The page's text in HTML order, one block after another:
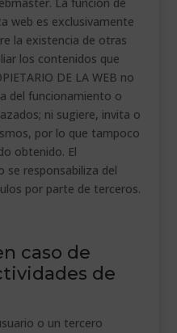
web es exclusivamente
la existencia de otras
los contenidos que
DE LA WEB no
del funcionamiento o
ni sugiere, invita o
por lo que tampoco
obtenido. El
se responsabiliza del
por parte de terceros.
caso de
de
o un tercero